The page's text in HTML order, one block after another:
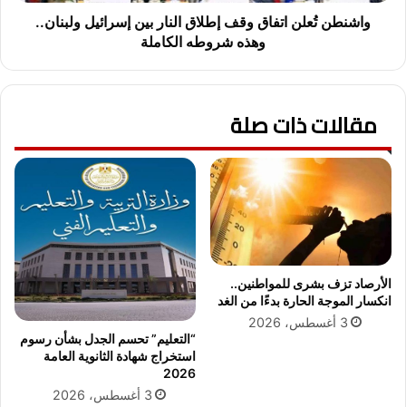
ع
ي
ة
0
ا
ل
ي
ق
ف
ط
ا
ق
ا
ل
واشنطن تُعلن اتفاق وقف إطلاق النار بين إسرائيل ولبنان..
وهذه شروطه الكاملة
مقالات ذات صلة
الأرصاد تزف بشرى للمواطنين..
انكسار الموجة الحارة بدءًا من الغد
3 أغسطس، 2026
“التعليم” تحسم الجدل بشأن رسوم
استخراج شهادة الثانوية العامة
2026
3 أغسطس، 2026